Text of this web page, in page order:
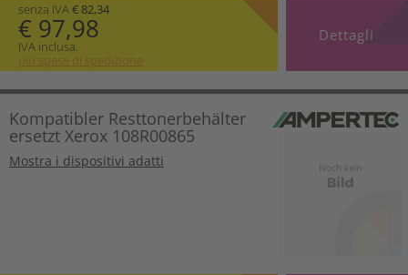
senza IVA€ 82,34
€ 97,98
IVA inclusa.
più spese di spedizione
Dettagli
Kompatibler Resttonerbehälter
ersetzt Xerox 108R00865
Mostra i dispositivi adatti